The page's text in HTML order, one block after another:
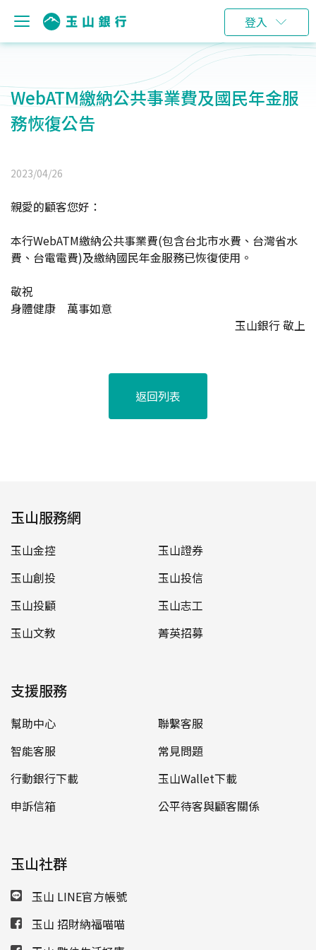
登入
WebATM繳納公共事業費及國民年金服
務恢復公告
2023/04/26
親愛的顧客您好：
本行WebATM繳納公共事業費(包含台北市水費、台灣省水
費、台電電費)及繳納國民年金服務已恢復使用。
敬祝
身體健康 萬事如意
玉山銀行 敬上
返回列表
玉山服務網
玉山金控
玉山證券
玉山創投
玉山投信
玉山投顧
玉山志工
玉山文教
菁英招募
支援服務
幫助中心
聯繫客服
智能客服
常見問題
行動銀行下載
玉山Wallet下載
申訴信箱
公平待客與顧客關係
玉山社群
玉山 LINE官方帳號
玉山 招財納福喵喵